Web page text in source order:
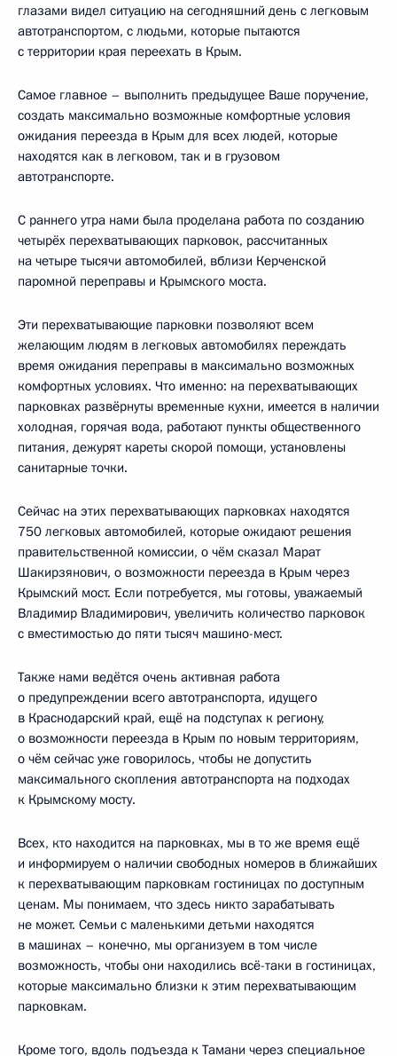
глазами видел ситуацию на сегодняшний день с легковым
автотранспортом, с людьми, которые пытаются
с территории края переехать в Крым.
Самое главное – выполнить предыдущее Ваше поручение,
создать максимально возможные комфортные условия
ожидания переезда в Крым для всех людей, которые
находятся как в легковом, так и в грузовом
автотранспорте.
С раннего утра нами была проделана работа по созданию
четырёх перехватывающих парковок, рассчитанных
на четыре тысячи автомобилей, вблизи Керченской
паромной переправы и Крымского моста.
Эти перехватывающие парковки позволяют всем
желающим людям в легковых автомобилях переждать
время ожидания переправы в максимально возможных
комфортных условиях. Что именно: на перехватывающих
парковках развёрнуты временные кухни, имеется в наличии
холодная, горячая вода, работают пункты общественного
питания, дежурят кареты скорой помощи, установлены
санитарные точки.
Сейчас на этих перехватывающих парковках находятся
750 легковых автомобилей, которые ожидают решения
правительственной комиссии, о чём сказал Марат
Шакирзянович, о возможности переезда в Крым через
Крымский мост. Если потребуется, мы готовы, уважаемый
Владимир Владимирович, увеличить количество парковок
с вместимостью до пяти тысяч машино-мест.
Также нами ведётся очень активная работа
о предупреждении всего автотранспорта, идущего
в Краснодарский край, ещё на подступах к региону,
о возможности переезда в Крым по новым территориям,
о чём сейчас уже говорилось, чтобы не допустить
максимального скопления автотранспорта на подходах
к Крымскому мосту.
Всех, кто находится на парковках, мы в то же время ещё
и информируем о наличии свободных номеров в ближайших
к перехватывающим парковкам гостиницах по доступным
ценам. Мы понимаем, что здесь никто зарабатывать
не может. Семьи с маленькими детьми находятся
в машинах – конечно, мы организуем в том числе
возможность, чтобы они находились всё-таки в гостиницах,
которые максимально близки к этим перехватывающим
парковкам.
Кроме того, вдоль подъезда к Тамани через специальное